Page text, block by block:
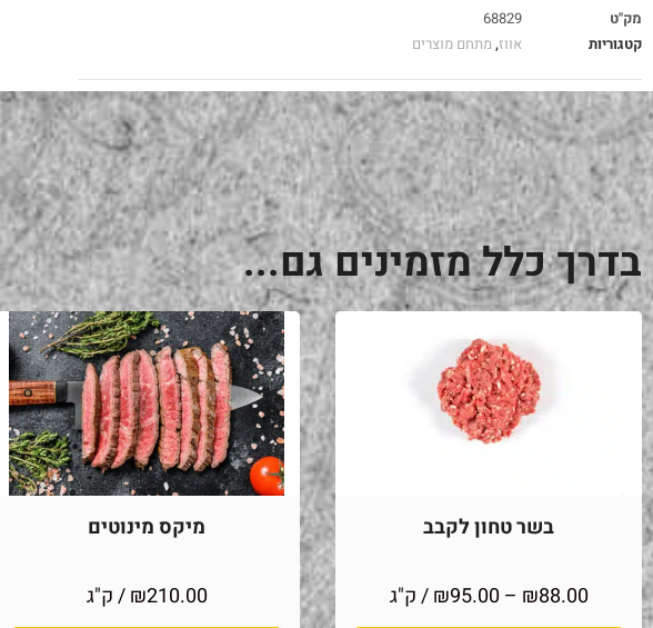
מק"ט
68829
קטגוריות
אווז,מתחם מוצרים
בדרך כלל מזמינים גם...
בשר טחון לקבב
₪88.00
–
₪95.00
/ ק"ג
מיקס מינוטים
₪210.00
/ ק"ג